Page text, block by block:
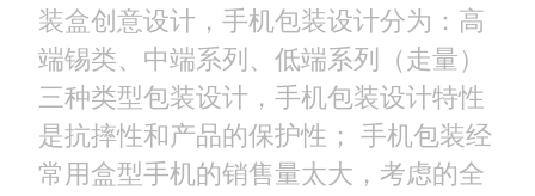
装盒创意设计，手机包装设计分为：高
端锡类、中端系列、低端系列（走量）
三种类型包装设计，手机包装设计特性
是抗摔性和产品的保护性； 手机包装经
常用盒型手机的销售量太大，考虑的全